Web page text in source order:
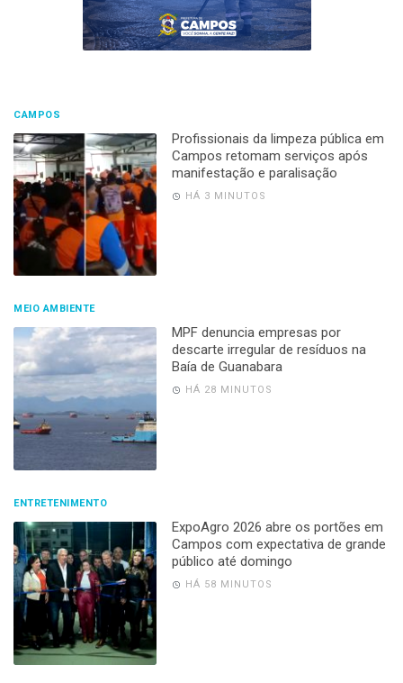
CAMPOS
Profissionais da limpeza pública em
Campos retomam serviços após
manifestação e paralisação
HÁ 3 MINUTOS
MEIO AMBIENTE
MPF denuncia empresas por
descarte irregular de resíduos na
Baía de Guanabara
HÁ 28 MINUTOS
ENTRETENIMENTO
ExpoAgro 2026 abre os portões em
Campos com expectativa de grande
público até domingo
HÁ 58 MINUTOS